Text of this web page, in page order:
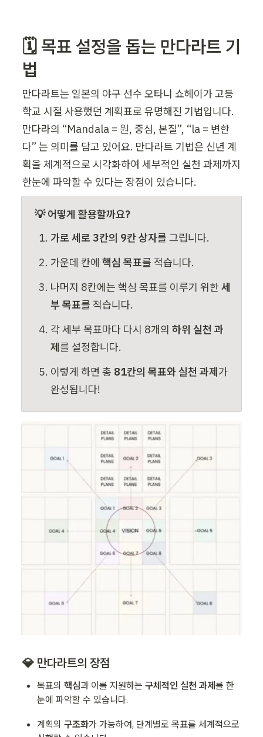
🗓️ 목표 설정을 돕는 만다라트 기
법
만다라트는 일본의 야구 선수 오타니 쇼헤이가 고등
학교 시절 사용했던 계획표로 유명해진 기법입니다.
만다라의 “Mandala = 원, 중심, 본질”, “la = 변한
다” 는 의미를 담고 있어요. 만다라트 기법은 신년 계
획을 체계적으로 시각화하여 세부적인 실천 과제까지
한눈에 파악할 수 있다는 장점이 있습니다.
💡 어떻게 활용할까요?
가로 세로 3칸의 9칸 상자를 그립니다.
가운데 칸에 핵심 목표를 적습니다.
나머지 8칸에는 핵심 목표를 이루기 위한 세
부 목표를 적습니다.
각 세부 목표마다 다시 8개의 하위 실천 과
제를 설정합니다.
이렇게 하면 총 81칸의 목표와 실천 과제가
완성됩니다!
💎 만다라트의 장점
목표의 핵심과 이를 지원하는 구체적인 실천 과제를 한
눈에 파악할 수 있습니다.
계획의 구조화가 가능하여, 단계별로 목표를 체계적으로